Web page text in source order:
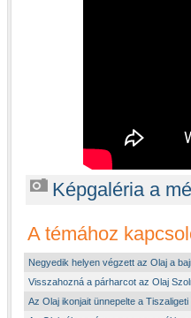
Képgaléria a
A témához
Negyedik helyen végzett az Olaj a
Visszahozná a párharcot az Olaj
Az Olaj ikonjait ünnepelte a